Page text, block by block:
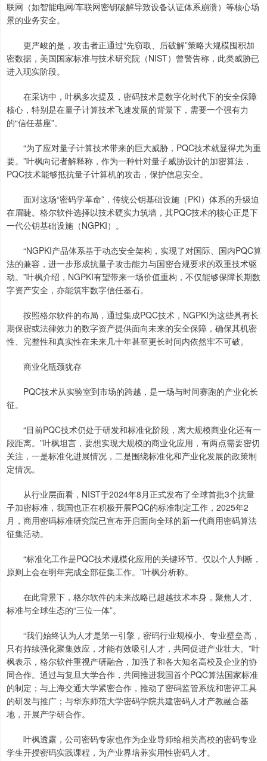
联网（如智能电网/车联网密钥破解导致设备认证体系崩溃）等核心场
景的业务安全。
更严峻的是，攻击者正通过“先窃取、后破解”策略大规模囤积加
密数据，美国国家标准与技术研究院（NIST）曾警告称，此类威胁已
进入现实阶段。
在采访中，叶枫多次提及，密码技术是数字化时代下的安全保障
核心，特别是在量子计算技术飞速发展的背景下，需要一个强有力
的“信任基座”。
“为了应对量子计算技术带来的巨大威胁，PQC技术就显得尤为重
要。”叶枫向记者解释称，作为一种针对量子威胁设计的加密算法，
PQC技术能够抵抗量子计算机的攻击，保护信息安全。
面对这场“密码学革命”，传统公钥基础设施（PKI）体系的升级迫
在眉睫。格尔软件选择以技术硬实力筑墙，其PQC技术的核心正是下
一代公钥基础设施（NGPKI）。
“NGPKI产品体系基于动态安全架构，实现了对国际、国内PQC算
法的兼容，进一步形成抗量子攻击能力与国密合规要求的双重技术驱
动。”叶枫介绍，NGPKI有望带来一场价值重构，不仅能够保障长期数
字资产安全，亦能筑牢数字信任基石。
按照格尔软件的布局，通过集成PQC技术，NGPKI为这些具有长
期保密或法律效力的数字资产提供面向未来的安全保障，确保其机密
性、完整性和真实性在未来几十年甚至更长时间内依然牢不可破。
商业化瓶颈犹存
PQC技术从实验室到市场的跨越，是一场与时间赛跑的产业化长
征。
“目前PQC技术仍处于研发和标准化阶段，离大规模商业化还有一
段距离。”叶枫坦言，要想实现大规模的商业化应用，有两点需要密切
关注，一是标准化进展情况，二是围绕标准化和产业化发展的政策制
定情况。
从行业层面看，NIST于2024年8月正式发布了全球首批3个抗量
子加密标准，我国也正在积极开展PQC的标准制定工作，2025年2
月，商用密码标准研究院已宣布开启面向全球的新一代商用密码算法
征集活动。
“标准化工作是PQC技术规模化应用的关键环节。仅以个人判断，
原则上会在明年完成全部征集工作。”叶枫分析称。
在此背景下，格尔软件的未来战略已超越技术本身，聚焦人才、
标准与全球生态的“三位一体”。
“我们始终认为人才是第一引擎，密码行业规模小、专业壁垒高，
只有持续强化聚集效应，才能有效吸引人才，共同促进产业壮大。”叶
枫表示，格尔软件重视产研融合，加强了和各大知名高校及企业的协
同合作。通过与复旦大学合作，共同推进我国首个PQC算法国家标准
的制定；与上海交通大学紧密合作，推动了密码监管系统和密评工具
的研发与推广；与华东师范大学密码学院共建密码人才产教融合基
地，开展产学研合作。
叶枫透露，公司密码专家也作为企业导师给相关高校的密码专业
学生开授密码实践课程，为产业界培养实用性密码人才。